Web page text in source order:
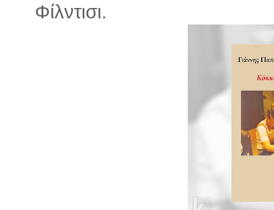
Φίλντισι.